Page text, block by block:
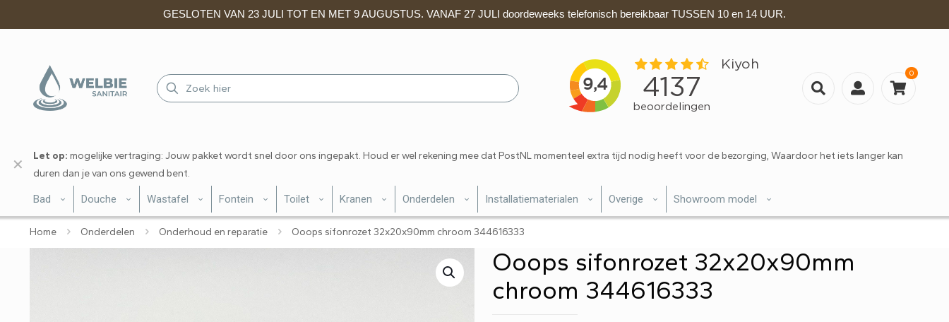
GESLOTEN VAN 23 JULI TOT EN MET 9 AUGUSTUS. VANAF 27 JULI doordeweeks telefonisch bereikbaar TUSSEN 10 en 14 UUR.
0
Let op: mogelijke vertraging: Jouw pakket wordt snel door ons ingepakt. Houd er wel rekening mee dat PostNL momenteel extra tijd nodig heeft voor de bezorging, Waardoor het iets langer kan
duren dan je van ons gewend bent.
✕
Bad Douche Wastafel Fontein Toilet Kranen Onderdelen Installatiematerialen Overige Showroom model
Home Onderdelen Onderhoud en reparatie Ooops sifonrozet 32x20x90mm chroom 344616333
Ooops sifonrozet 32x20x90mm
chroom 344616333